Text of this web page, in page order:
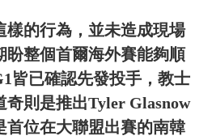
樣的行為，並未造成現場
盼整個首爾海外賽能夠順
皆已確認先發投手，教士
奇則是推出Tyler Glasnow
首位在大聯盟出賽的南韓